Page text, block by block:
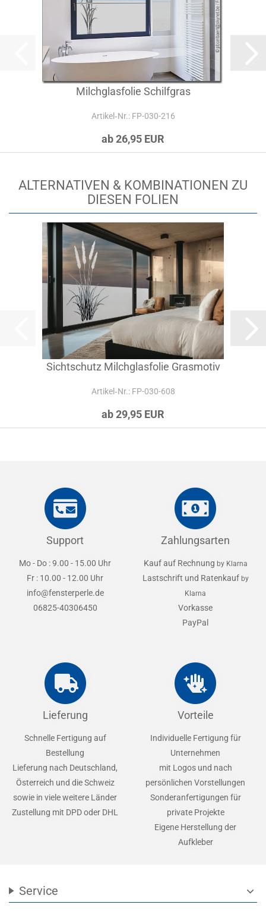
Milchglasfolie Schilfgras
Artikel‑Nr.: FP-030-216
ab 26,95 EUR
ALTERNATIVEN & KOMBINATIONEN ZU
DIESEN FOLIEN
Sichtschutz Milchglasfolie Grasmotiv
Artikel‑Nr.: FP-030-608
ab 29,95 EUR
Support
Mo - Do : 9.00 - 15.00 Uhr
Fr : 10.00 - 12.00 Uhr
info@fensterperle.de
06825-40306450
Zahlungsarten
Kauf auf Rechnung by Klarna
Lastschrift und Ratenkauf by
Klarna
Vorkasse
PayPal
Lieferung
Schnelle Fertigung auf
Bestellung
Lieferung nach Deutschland,
Österreich und die Schweiz
sowie in viele weitere Länder
Zustellung mit DPD oder DHL
Vorteile
Individuelle Fertigung für
Unternehmen
mit Logos und nach
persönlichen Vorstellungen
Sonderanfertigungen für
private Projekte
Eigene Herstellung der
Aufkleber
Service expand_more